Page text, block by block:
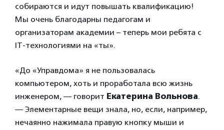
собираются и идут повышать квалификацию!
Мы очень благодарны педагогам и
организаторам академии – теперь мои ребята с
IT-технологиями на «ты».
«До «Управдома» я не пользовалась
компьютером, хоть и проработала всю жизнь
инженером, — говорит Екатерина Вольнова.
— Элементарные вещи знала, но, если, например,
нечаянно нажимала правую кнопку мыши и